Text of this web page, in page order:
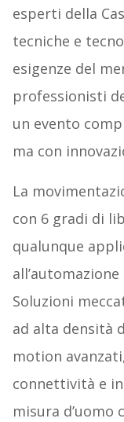
esperti della
tecniche e
esigenze del
professionisti
un evento
ma con
La
con 6 gradi di
qualunque
Soluzioni
ad alta densità
motion
connettività e
misura